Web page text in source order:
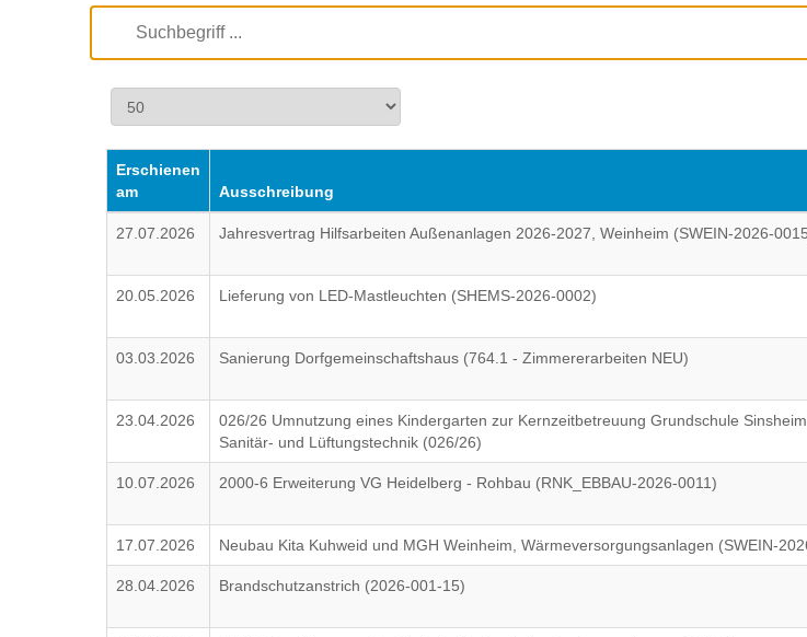
Erschienen
am
Ausschreibung
27.07.2026 Jahresvertrag Hilfsarbeiten Außenanlagen 2026-2027, Weinheim (SWEIN-2026-
20.05.2026 Lieferung von LED-Mastleuchten (SHEMS-2026-0002)
03.03.2026 Sanierung Dorfgemeinschaftshaus (764.1 - Zimmererarbeiten NEU)
23.04.2026
026/26 Umnutzung eines Kindergarten zur Kernzeitbetreuung Grundschule
Sanitär- und Lüftungstechnik (026/26)
10.07.2026 2000-6 Erweiterung VG Heidelberg - Rohbau (RNK_EBBAU-2026-0011)
17.07.2026 Neubau Kita Kuhweid und MGH Weinheim, Wärmeversorgungsanlagen (SWEIN-
28.04.2026 Brandschutzanstrich (2026-001-15)